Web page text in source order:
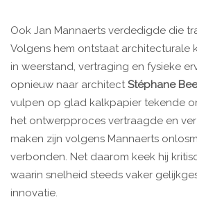
Ook Jan Mannaerts verdedigde die
Volgens hem ontstaat architecturale
in weerstand, vertraging en fysieke
opnieuw naar architectStéphane
vulpen op glad kalkpapier tekende
het ontwerpproces vertraagde en
maken zijn volgens Mannaerts
verbonden. Net daarom keek hij
waarin snelheid steeds vaker
innovatie.